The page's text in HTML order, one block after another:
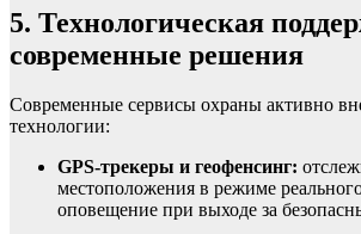
5. Технологическая
современные решения
Современные сервисы охраны активно
технологии:
GPS-трекеры и геофенсинг:
местоположения в режиме
оповещение при выходе за